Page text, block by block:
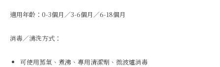
適用年齡：0-3個月／3-6個月／6-18個月
消毒／清洗方式：
可使用蒸氣、煮沸、專用清潔劑、微波爐消毒